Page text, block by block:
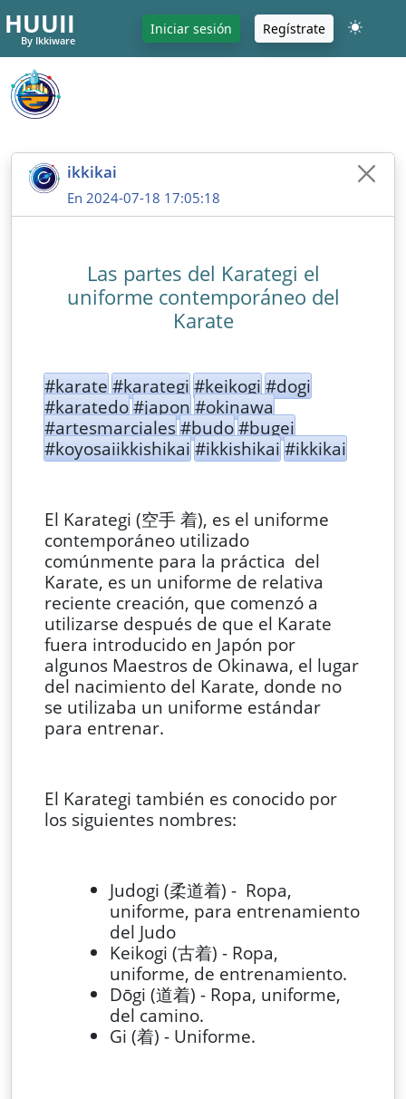
HUUII
By Ikkiware
Iniciar sesión Regístrate
ikkikai
En 2024-07-18 17:05:18
Las partes del Karategi el
uniforme contemporáneo del
Karate
#karate #karategi #keikogi #dogi
#karatedo#japon #okinawa
#artesmarciales#budo#bugei
#koyosaiikkishikai #ikkishikai #ikkikai
El Karategi (空手 着), es el uniforme
contemporáneo utilizado
comúnmente para la práctica del
Karate, es un uniforme de relativa
reciente creación, que comenzó a
utilizarse después de que el Karate
fuera introducido en Japón por
algunos Maestros de Okinawa, el lugar
del nacimiento del Karate, donde no
se utilizaba un uniforme estándar
para entrenar.
El Karategi también es conocido por
los siguientes nombres:
Judogi (柔道着) - Ropa,
uniforme, para entrenamiento
del Judo
Keikogi (古着) - Ropa,
uniforme, de entrenamiento.
Dōgi (道着) - Ropa, uniforme,
del camino.
Gi (着) - Uniforme.